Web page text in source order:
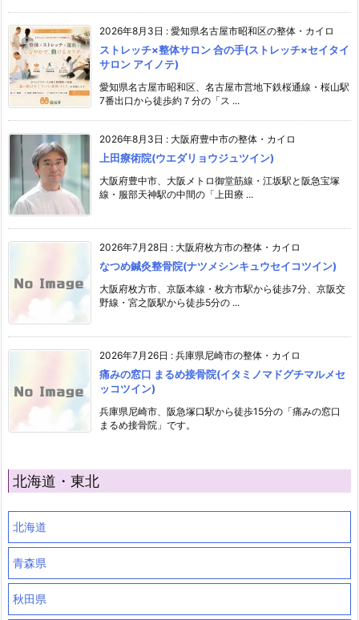
2026年8月3日 : 愛知県名古屋市昭和区の整体・カイロ
ストレッチ×整体サロン 合の手(ストレッチ×セイタイ
サロン アイノテ)
愛知県名古屋市昭和区、名古屋市営地下鉄桜通線・桜山駅
7番出口から徒歩約７分の「ス ...
2026年8月3日 : 大阪府豊中市の整体・カイロ
上田療術院(ウエダリョウジュツイン)
大阪府豊中市、大阪メトロ御堂筋線・江坂駅と阪急宝塚
線・服部天神駅の中間の「上田療 ...
2026年7月28日 : 大阪府枚方市の整体・カイロ
なつめ鍼灸整骨院(ナツメシンキュウセイコツイン)
大阪府枚方市、京阪本線・枚方市駅から徒歩7分、京阪交
野線・宮之阪駅から徒歩5分の ...
2026年7月26日 : 兵庫県尼崎市の整体・カイロ
痛みの窓口 まるめ接骨院(イタミノマドグチマルメセ
ッコツイン)
兵庫県尼崎市、阪急塚口駅から徒歩15分の「痛みの窓口
まるめ接骨院」です。
北海道・東北
北海道
青森県
秋田県